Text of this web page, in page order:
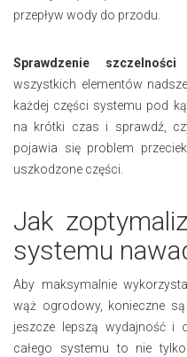
przepływ wody do przodu.
Sprawdzenie szczelności
wszystkich elementów
każdej części systemu pod
na krótki czas i sprawdź,
pojawia się problem
uszkodzone części.
Jak
systemu
Aby maksymalnie
wąż ogrodowy, konieczne
jeszcze lepszą wydajność i
całego systemu to nie